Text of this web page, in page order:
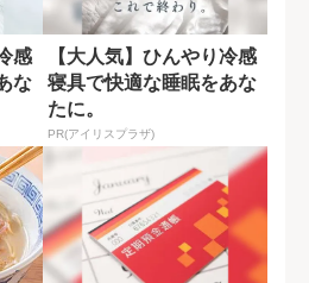
感
な
【大人気】ひんやり冷感
寝具で快適な睡眠をあな
たに。
PR(アイリスプラザ)